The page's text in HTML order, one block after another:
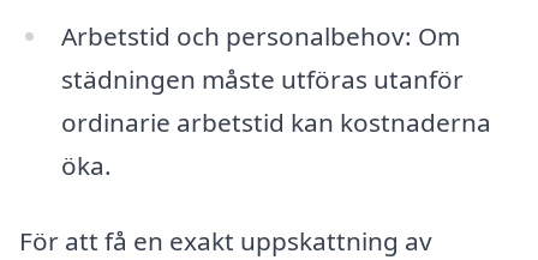
Arbetstid och personalbehov: Om
städningen måste utföras utanför
ordinarie arbetstid kan kostnaderna
öka.
För att få en exakt uppskattning av